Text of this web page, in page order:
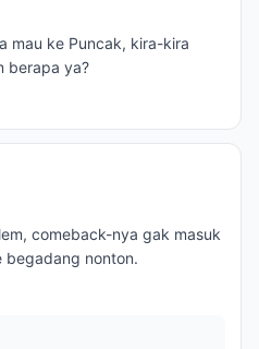
mau ke Puncak, kira-kira
berapa ya?
comeback-nya gak masuk
begadang nonton.